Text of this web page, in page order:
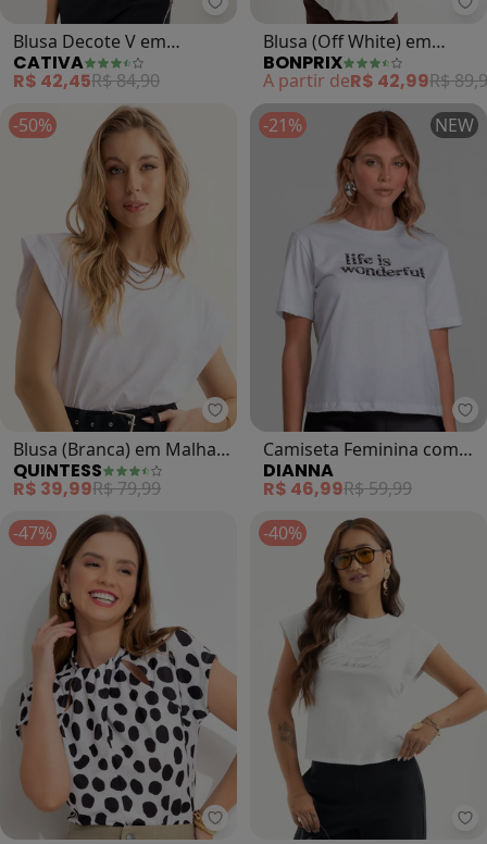
Cativa - Blusa Decote V em
Blusa Decote V em
Canelado (Branco)
CATIVA
R$ 42,45R$ 84,90
Blusa (Off White) em
Malha de Viscose
BONPRIX
A partir deR$ 42,99R$
-50%
Quintess - Blusa (Branca) em
Blusa (Branca) em Malha
de Algodão
QUINTESS
R$ 39,99R$ 79,99
-21% NEW
Camiseta Feminina com
Estampa e Rebite (Branco)
DIANNA
R$ 46,99R$ 59,99
-47%
bonprix - Blusa (Poá Abstrato)
-40%